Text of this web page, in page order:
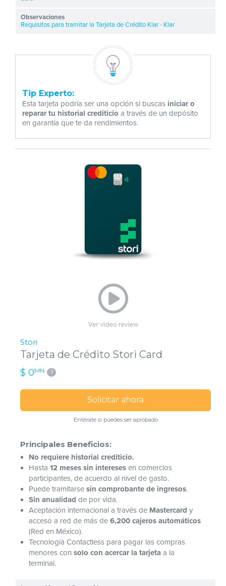
Tip Experto:
Esta tarjeta podría ser una opción si buscas iniciar o
reparar tu historial crediticio a través de un depósito
en garantía que te da rendimientos.
Requisitos para tramitar la Tarjeta de Crédito Klar - Klar
Stori
Tarjeta de Crédito Stori Card
$ 0MN ?
Solicitar ahora
Entérate si puedes ser aprobado
Principales Beneficios:
No requiere historial crediticio.
Hasta 12 meses sin intereses en comercios
participantes, de acuerdo al nivel de gasto.
Puede tramitarse sin comprobante de ingresos.
Sin anualidad de por vida.
Aceptación internacional a través de Mastercard y
acceso a red de más de 6,200 cajeros automáticos
(Red en México).
Tecnología Contactless para pagar las compras
menores con solo con acercar la tarjeta a la
terminal.